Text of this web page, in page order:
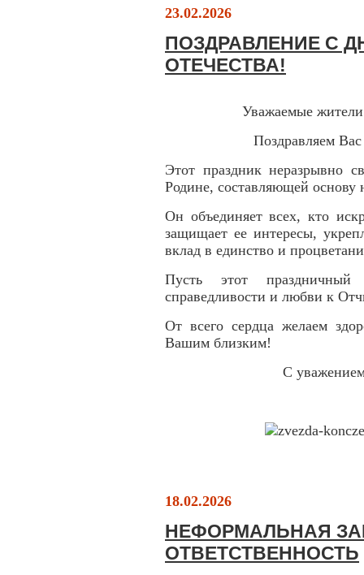
23.02.2026
ПОЗДРАВЛЕНИЕ С
ОТЕЧЕСТВА!
Уважаемые
Поздравляем
Этот праздник неразрывно
Родине, составляющей основу
Он объединяет всех, кто
защищает ее интересы,
вклад в единство и
Пусть этот
справедливости и любви к
От всего сердца желаем
Вашим близким!
С
18.02.2026
НЕФОРМАЛЬНАЯ
ОТВЕТСТВЕННОСТЬ